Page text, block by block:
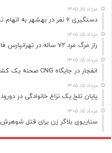
مرداد ۱۵, ۱۴۰۵
دستگیری ۶ نفر در بهشهر به اتهام تشویش اذهان عمومی
مرداد ۱۵, ۱۴۰۵
راز مرگ مرد ۷۲ ساله در تهرانپارس فاش شد
مرداد ۱۵, ۱۴۰۵
انفجار در جایگاه CNG صحنه یک کشته و سه مصدوم برجا گذاشت
مرداد ۱۵, ۱۴۰۵
پایان تلخ یک نزاع خانوادگی در دورود
مرداد ۱۵, ۱۴۰۵
سناریوی بلاگر زن برای قتل شوهرش